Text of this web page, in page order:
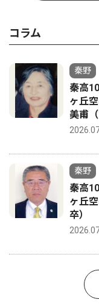
コラム
秦野
秦高
ヶ丘
美甫（
秦野
秦高
ヶ丘
卒）